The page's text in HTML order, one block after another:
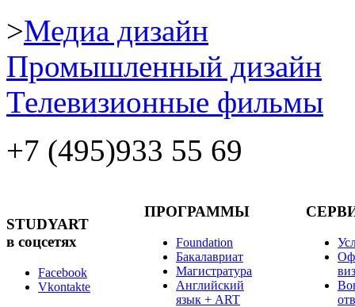
>Медиа дизайн
Промышленный дизайн
Телевизионные фильмы
+7 (495)933 55 69
STUDYART
в соцсетях
Facebook
Vkontakte
ПРОГРАММЫ
Foundation
Бакалавриат
Магистратура
Английский
язык + ART